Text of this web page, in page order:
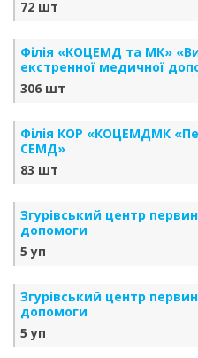
72 шт
Філія «КОЦЕМД та МК»
екстренної медичної
306 шт
Філія КОР «КОЦЕМДМК
СЕМД»
83 шт
Згурівський центр
допомоги
5 уп
Згурівський центр
допомоги
5 уп